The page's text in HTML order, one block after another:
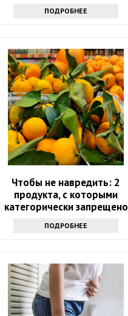
ПОДРОБНЕЕ
Чтобы не навредить: 2
продукта, с которыми
категорически запрещено
ПОДРОБНЕЕ